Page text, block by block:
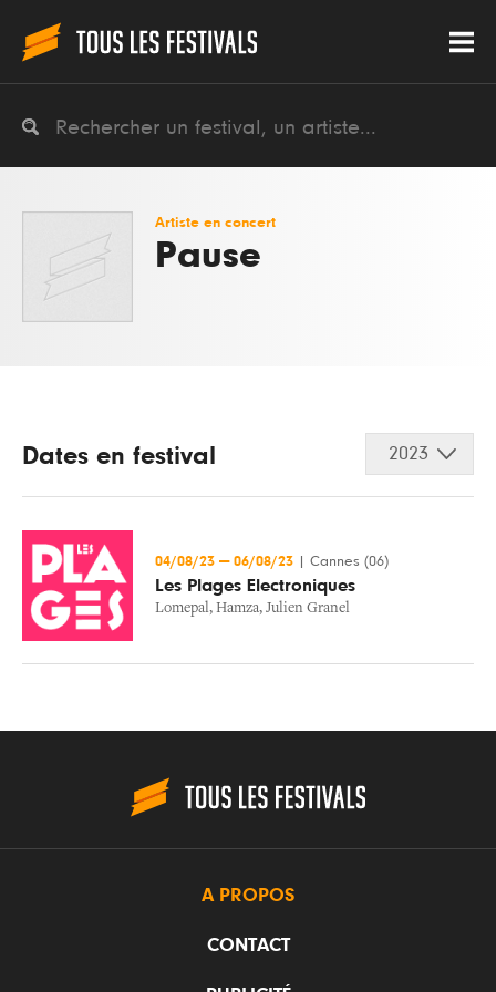
Artiste en concert
Pause
Dates en festival 2023
04/08/23 — 06/08/23 Cannes (06)
Les Plages Electroniques
Lomepal, Hamza, Julien Granel
A PROPOS
CONTACT